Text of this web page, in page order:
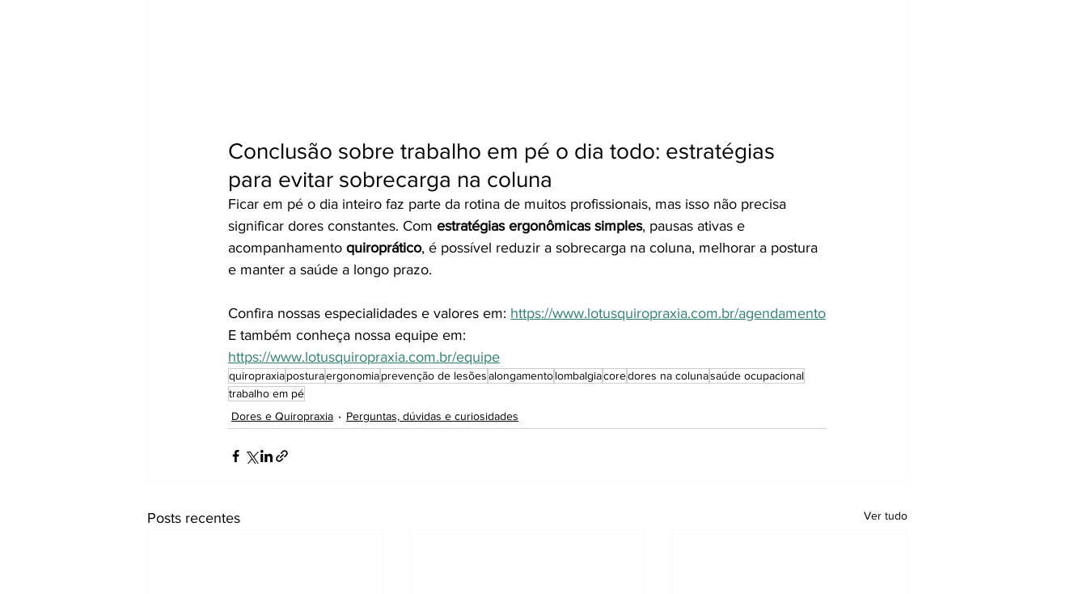
Conclusão sobre trabalho em pé o dia todo: estratégias
para evitar sobrecarga na coluna
Ficar em pé o dia inteiro faz parte da rotina de muitos profissionais, mas isso não precisa
significar dores constantes. Com estratégias ergonômicas simples, pausas ativas e
acompanhamento quiroprático, é possível reduzir a sobrecarga na coluna, melhorar a postura
e manter a saúde a longo prazo.
Confira nossas especialidades e valores em: https://www.lotusquiropraxia.com.br/agendamento
E também conheça nossa equipe em:
https://www.lotusquiropraxia.com.br/equipe
quiropraxiaposturaergonomiaprevenção de lesõesalongamentolombalgiacoredores na colunasaúde ocupacional
trabalho em pé
Dores e Quiropraxia
Perguntas, dúvidas e curiosidades
Posts recentes Ver tudo